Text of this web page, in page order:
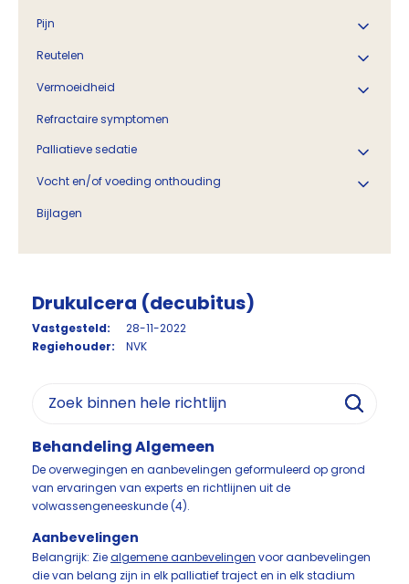
Pijn
Reutelen
Vermoeidheid
Refractaire symptomen
Palliatieve sedatie
Vocht en/of voeding onthouding
Bijlagen
Drukulcera (decubitus)
Vastgesteld:
28-11-2022
Regiehouder:
NVK
Behandeling Algemeen
De overwegingen en aanbevelingen geformuleerd op grond
van ervaringen van experts en richtlijnen uit de
volwassengeneeskunde (4).
Aanbevelingen
Belangrijk: Ziealgemene aanbevelingen voor aanbevelingen
die van belang zijn in elk palliatief traject en in elk stadium